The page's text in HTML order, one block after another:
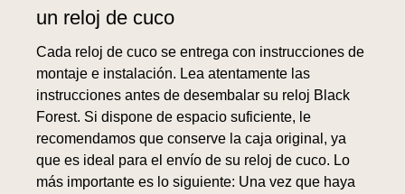
un reloj de cuco
Cada reloj de cuco se entrega con instrucciones de
montaje e instalación. Lea atentamente las
instrucciones antes de desembalar su reloj Black
Forest. Si dispone de espacio suficiente, le
recomendamos que conserve la caja original, ya
que es ideal para el envío de su reloj de cuco. Lo
más importante es lo siguiente: Una vez que haya